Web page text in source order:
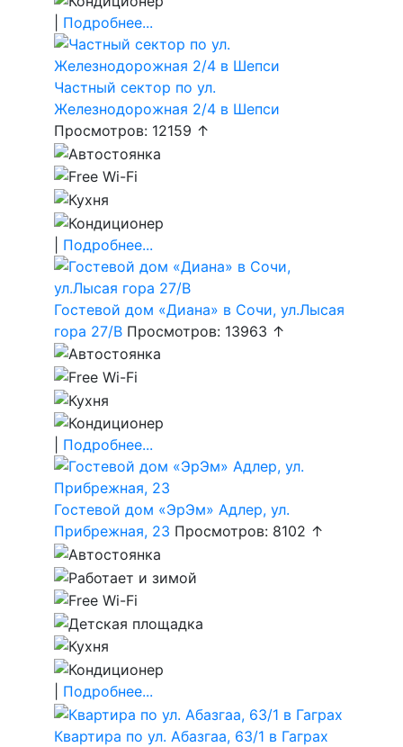
Подробнее...
Частный сектор по ул.
Железнодорожная 2/4 в Шепси
Просмотров: 12159 ↑
Подробнее...
Гостевой дом «Диана» в Сочи, ул.Лысая
гора 27/В Просмотров: 13963 ↑
Подробнее...
Гостевой дом «ЭрЭм» Адлер, ул.
Прибрежная, 23 Просмотров: 8102 ↑
Подробнее...
Квартира по ул. Абазгаа, 63/1 в Гаграх